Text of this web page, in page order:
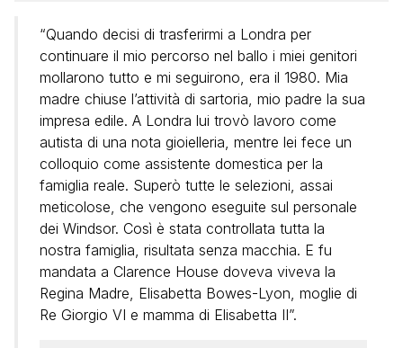
“Quando decisi di trasferirmi a Londra per
continuare il mio percorso nel ballo i miei genitori
mollarono tutto e mi seguirono, era il 1980. Mia
madre chiuse l’attività di sartoria, mio padre la sua
impresa edile. A Londra lui trovò lavoro come
autista di una nota gioielleria, mentre lei fece un
colloquio come assistente domestica per la
famiglia reale. Superò tutte le selezioni, assai
meticolose, che vengono eseguite sul personale
dei Windsor. Così è stata controllata tutta la
nostra famiglia, risultata senza macchia. E fu
mandata a Clarence House doveva viveva la
Regina Madre, Elisabetta Bowes-Lyon, moglie di
Re Giorgio VI e mamma di Elisabetta II”.